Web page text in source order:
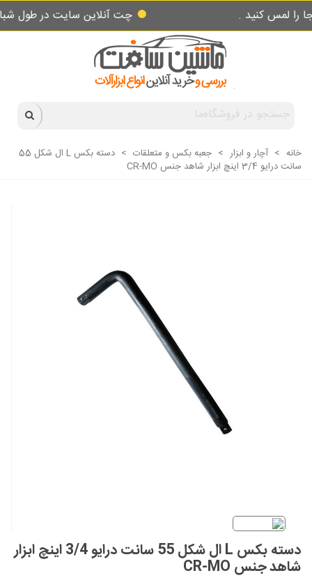
کنید . چت آنلاین سایت در طول شبانه
خانه > آچار و ابزار > جعبه بکس و متعلقات >
دسته بکس L ال شکل 55
سانت درایو 3/4 اینچ ابزار شاهد جنس CR-MO
دسته بکس L ال شکل 55 سانت درایو 3/4 اینچ ابزار
شاهد جنس CR-MO